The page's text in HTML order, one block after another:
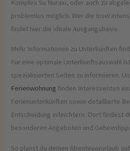
Komplex Su Nuraxi, oder auch zu
problemlos möglich. Wer die Insel
findet hier die ideale Ausgangsbasis.
Mehr Informationen zu Unterkünften
Für eine optimale Unterkunftsauswahl
spezialisierten Seiten zu informieren.
Ferienwohnung finden Interessenten
Ferienunterkünften sowie detaillierte
Entscheidung erleichtern. Dort findest
besonderen Angeboten und
So planst du deinen Abenteuerurlaub